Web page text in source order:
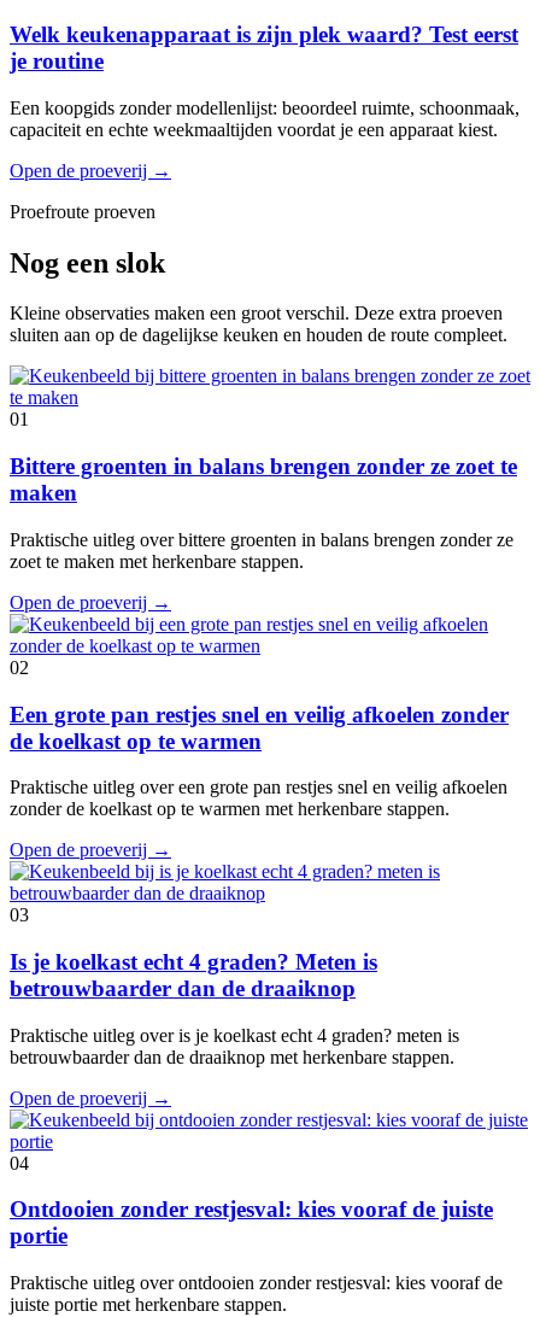
Welk keukenapparaat is zijn plek waard? Test eerst
je routine
Een koopgids zonder modellenlijst: beoordeel ruimte, schoonmaak,
capaciteit en echte weekmaaltijden voordat je een apparaat kiest.
Open de proeverij →
Proefroute proeven
Nog een slok
Kleine observaties maken een groot verschil. Deze extra proeven
sluiten aan op de dagelijkse keuken en houden de route compleet.
01
Bittere groenten in balans brengen zonder ze zoet te
maken
Praktische uitleg over bittere groenten in balans brengen zonder ze
zoet te maken met herkenbare stappen.
Open de proeverij →
02
Een grote pan restjes snel en veilig afkoelen zonder
de koelkast op te warmen
Praktische uitleg over een grote pan restjes snel en veilig afkoelen
zonder de koelkast op te warmen met herkenbare stappen.
Open de proeverij →
03
Is je koelkast echt 4 graden? Meten is
betrouwbaarder dan de draaiknop
Praktische uitleg over is je koelkast echt 4 graden? meten is
betrouwbaarder dan de draaiknop met herkenbare stappen.
Open de proeverij →
04
Ontdooien zonder restjesval: kies vooraf de juiste
portie
Praktische uitleg over ontdooien zonder restjesval: kies vooraf de
juiste portie met herkenbare stappen.